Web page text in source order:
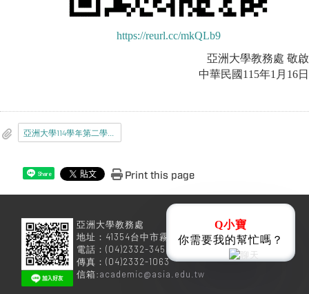
https://reurl.cc/mkQLb9
亞洲大學教務處 敬啟
中華民國115年1月16日
Share Print this page
亞洲大學教務處
地址：41354台中市霧峰區柳豐路500號
電話：(04)2332-3456
傳真：(04)2332-1063
信箱:academic@asia.edu.tw
Q小寶
你需要我的幫忙嗎？